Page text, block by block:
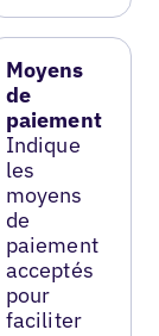
Moyens
de
paiement
Indique
les
moyens
de
paiement
acceptés
pour
faciliter